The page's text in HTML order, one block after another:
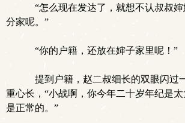
“怎么现在发达了，就想不认叔叔
分家呢。”
“你的户籍，还放在婶子家里呢！”
提到户籍，赵二叔细长的双眼闪过
重心长，“小战啊，你今年二十岁年纪是
是正常的。”